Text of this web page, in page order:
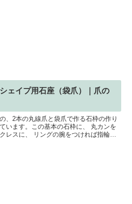
ェイプ用石座（袋爪）｜爪の
、2本の丸線爪と袋爪で作る石枠の作り
います。この基本の石枠に、 丸カンを
レスに、 リングの腕をつければ指輪に